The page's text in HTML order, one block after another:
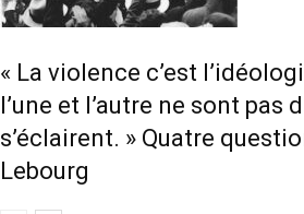
« La violence c’est
l’une et l’autre ne sont pas
s’éclairent. » Quatre
Lebourg